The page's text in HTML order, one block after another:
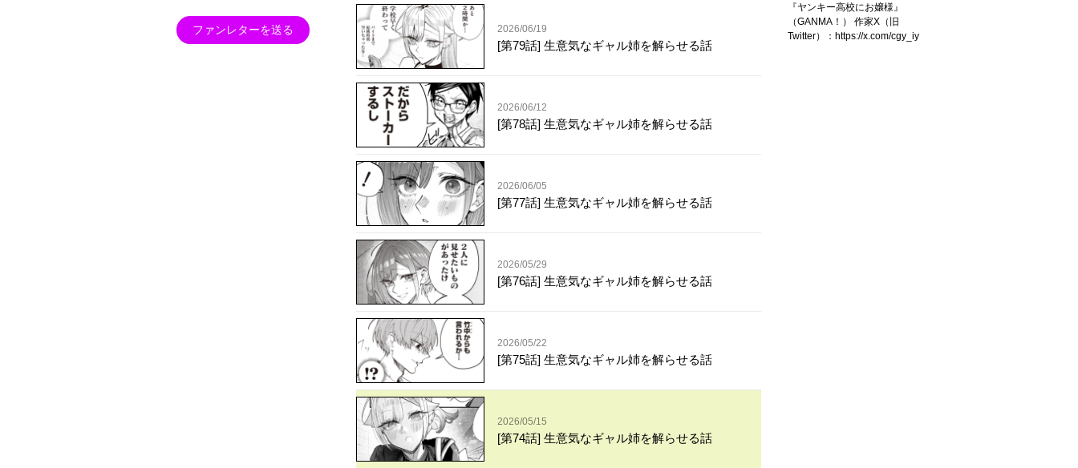
ファンレターを送る 2026/06/19
[第79話] 生意気なギャル姉を解らせる話
2026/06/12
[第78話] 生意気なギャル姉を解らせる話
2026/06/05
[第77話] 生意気なギャル姉を解らせる話
2026/05/29
[第76話] 生意気なギャル姉を解らせる話
2026/05/22
[第75話] 生意気なギャル姉を解らせる話
2026/05/15
[第74話] 生意気なギャル姉を解らせる話
『ヤンキー高校にお嬢様』
（GANMA！） 作家X（旧
Twitter）：https://x.com/cgy_iy